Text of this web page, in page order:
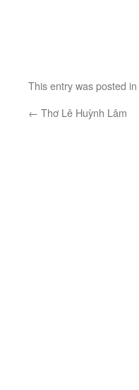
This entry was posted in
← Thơ Lê Huỳnh Lâm